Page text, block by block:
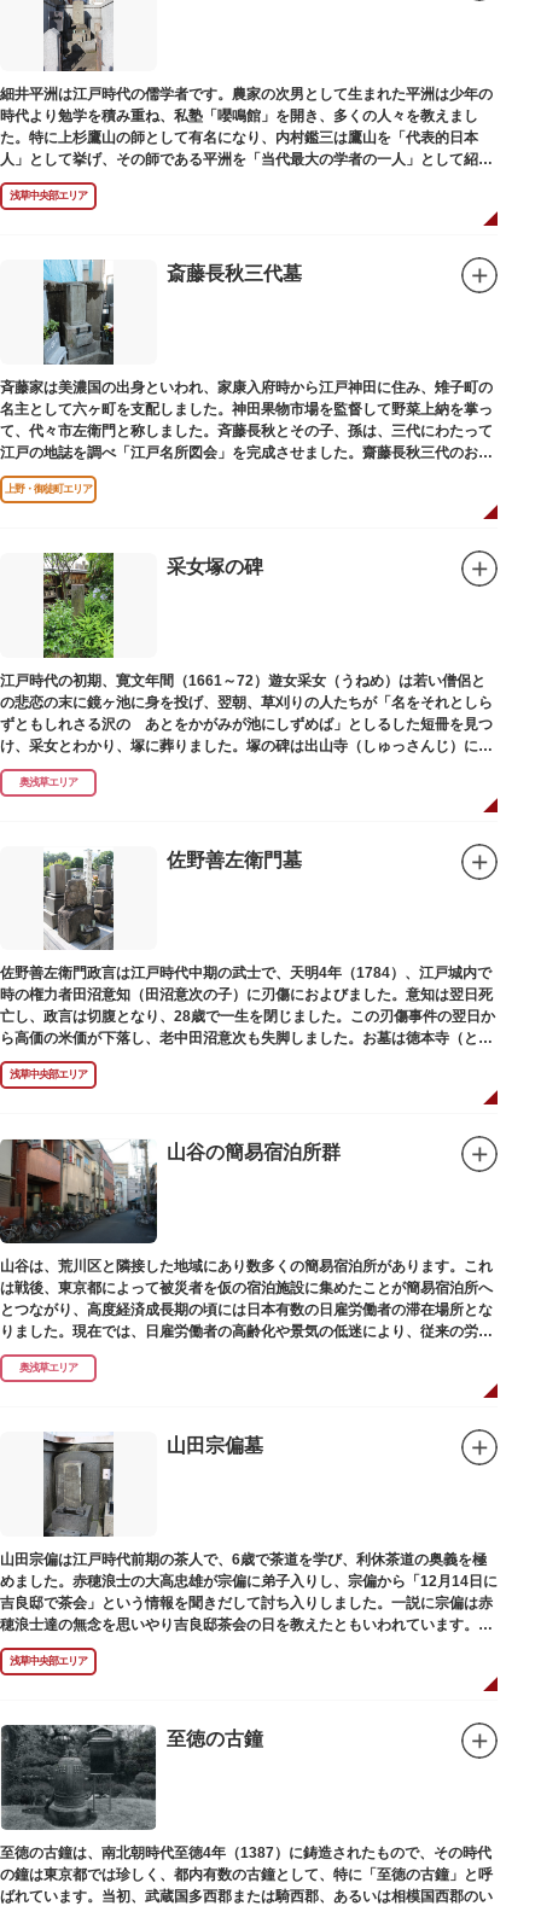
細井平洲は江戸時代の儒学者です。農家の次男として生まれた平洲は少年の
時代より勉学を積み重ね、私塾「嚶鳴館」を開き、多くの人々を教えまし
た。特に上杉鷹山の師として有名になり、内村鑑三は鷹山を「代表的日本
人」として挙げ、その師である平洲を「当代最大の学者の一人」として紹介
しています。お墓は天嶽院（てんがくいん）境内にあります。
浅草中央部エリア
斎藤長秋三代墓
斉藤家は美濃国の出身といわれ、家康入府時から江戸神田に住み、雉子町の
名主として六ヶ町を支配しました。神田果物市場を監督して野菜上納を掌っ
て、代々市左衛門と称しました。斉藤長秋とその子、孫は、三代にわたって
江戸の地誌を調べ「江戸名所図会」を完成させました。齋藤長秋三代のお墓
は法善寺（ほうぜんじ）にあります。
上野・御徒町エリア
采女塚の碑
江戸時代の初期、寛文年間（1661～72）遊女采女（うねめ）は若い僧侶と
の悲恋の末に鏡ヶ池に身を投げ、翌朝、草刈りの人たちが「名をそれとしら
ずともしれさる沢の あとをかがみが池にしずめば」としるした短冊を見つ
け、采女とわかり、塚に葬りました。塚の碑は出山寺（しゅっさんじ）にあ
ります。
奥浅草エリア
佐野善左衛門墓
佐野善左衛門政言は江戸時代中期の武士で、天明4年（1784）、江戸城内で
時の権力者田沼意知（田沼意次の子）に刃傷におよびました。意知は翌日死
亡し、政言は切腹となり、28歳で一生を閉じました。この刃傷事件の翌日か
ら高価の米価が下落し、老中田沼意次も失脚しました。お墓は徳本寺（とく
ほんじ）境内にあります。
浅草中央部エリア
山谷の簡易宿泊所群
山谷は、荒川区と隣接した地域にあり数多くの簡易宿泊所があります。これ
は戦後、東京都によって被災者を仮の宿泊施設に集めたことが簡易宿泊所へ
とつながり、高度経済成長期の頃には日本有数の日雇労働者の滞在場所とな
りました。現在では、日雇労働者の高齢化や景気の低迷により、従来の労働
者に代わって、外国人の利用が増えています。
奥浅草エリア
山田宗偏墓
山田宗偏は江戸時代前期の茶人で、6歳で茶道を学び、利休茶道の奥義を極
めました。赤穂浪士の大高忠雄が宗偏に弟子入りし、宗偏から「12月14日に
吉良邸で茶会」という情報を聞きだして討ち入りしました。一説に宗偏は赤
穂浪士達の無念を思いやり吉良邸茶会の日を教えたともいわれています。お
墓は願竜寺（がんりゅうじ）境内にあります。
浅草中央部エリア
至徳の古鐘
至徳の古鐘は、南北朝時代至徳4年（1387）に鋳造されたもので、その時代
の鐘は東京都では珍しく、都内有数の古鐘として、特に「至徳の古鐘」と呼
ばれています。当初、武蔵国多西郡または騎西郡、あるいは相模国西郡のい